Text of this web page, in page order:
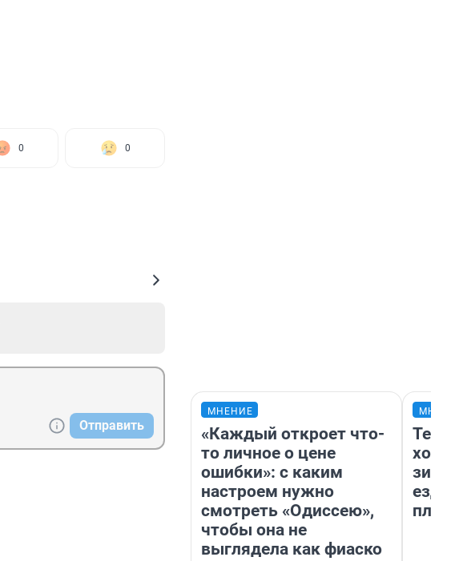
0 0
Отправить
МНЕНИЕ
«Каждый откроет что-
то личное о цене
ошибки»: с каким
настроем нужно
смотреть «Одиссею»,
чтобы она не
выглядела как фиаско
ездит